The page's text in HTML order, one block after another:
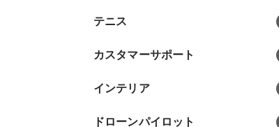
テニス
カスタマーサポート
インテリア
ドローンパイロット